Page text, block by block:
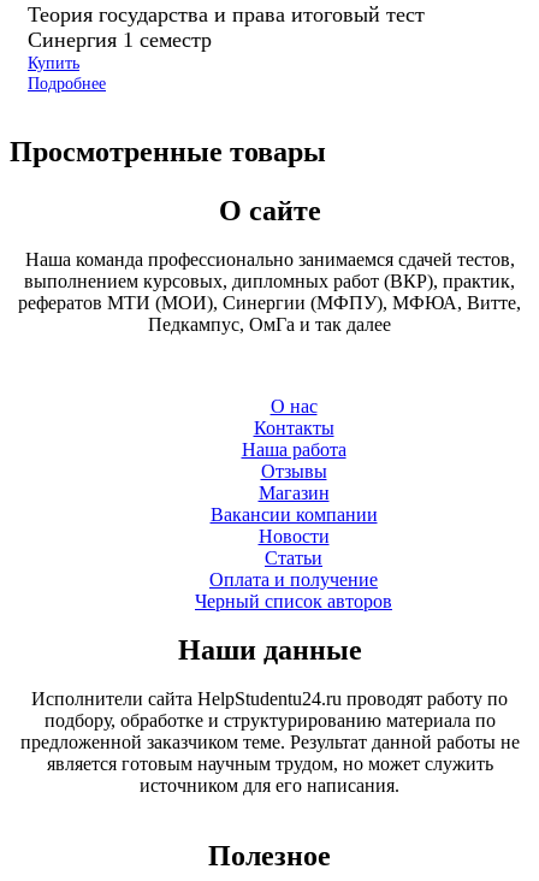
Теория государства и права итоговый тест
Синергия 1 семестр
Купить
Подробнее
Просмотренные товары
О сайте
Наша команда профессионально занимаемся сдачей тестов,
выполнением курсовых, дипломных работ (ВКР), практик,
рефератов МТИ (МОИ), Синергии (МФПУ), МФЮА, Витте,
Педкампус, ОмГа и так далее
О нас
Контакты
Наша работа
Отзывы
Магазин
Вакансии компании
Новости
Статьи
Оплата и получение
Черный список авторов
Наши данные
Исполнители сайта HelpStudentu24.ru проводят работу по
подбору, обработке и структурированию материала по
предложенной заказчиком теме. Результат данной работы не
является готовым научным трудом, но может служить
источником для его написания.
Полезное